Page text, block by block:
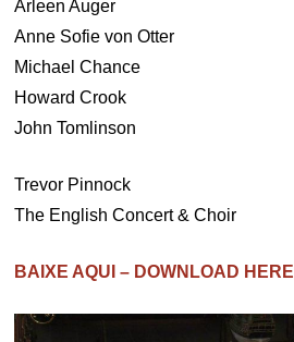
Arleen Auger
Anne Sofie von Otter
Michael Chance
Howard Crook
John Tomlinson
Trevor Pinnock
The English Concert & Choir
BAIXE AQUI – DOWNLOAD HERE